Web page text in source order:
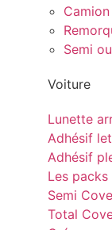
Camion
Semi
Voiture
Lunette
Adhésif
Adhésif
Les
Semi
Total